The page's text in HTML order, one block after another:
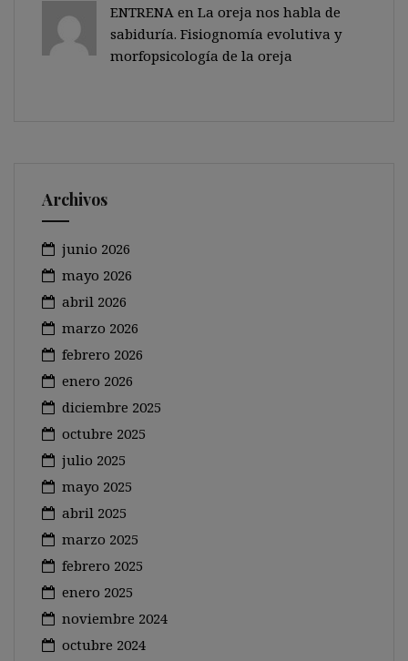
ENTRENA en La oreja nos habla de
sabiduría. Fisiognomía evolutiva y
morfopsicología de la oreja
Archivos
junio 2026
mayo 2026
abril 2026
marzo 2026
febrero 2026
enero 2026
diciembre 2025
octubre 2025
julio 2025
mayo 2025
abril 2025
marzo 2025
febrero 2025
enero 2025
noviembre 2024
octubre 2024